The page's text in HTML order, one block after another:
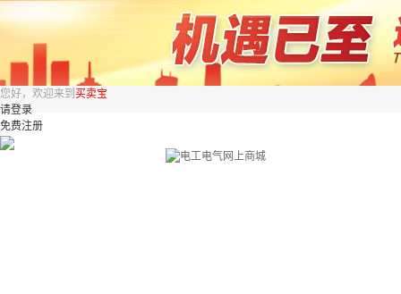
您好，欢迎来到 买卖宝
请登录
免费注册